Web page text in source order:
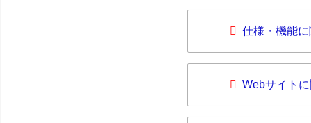
仕様・機能
Webサイト